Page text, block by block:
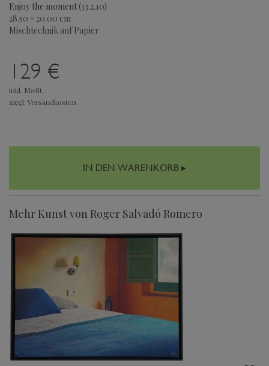
Enjoy the moment(33.2.10)
28.50 × 20.00 cm
Mischtechnik auf Papier
129 €
inkl. MwSt.
zzgl. Versandkosten
IN DEN WARENKORB ▸
Mehr Kunst von Roger Salvadó Romero